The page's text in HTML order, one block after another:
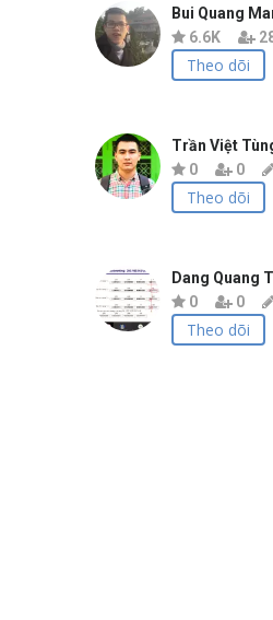
Bui Quang
6.6K
Theo dõi
Trần Việt
0
0
Theo dõi
Dang Quang
0
0
Theo dõi